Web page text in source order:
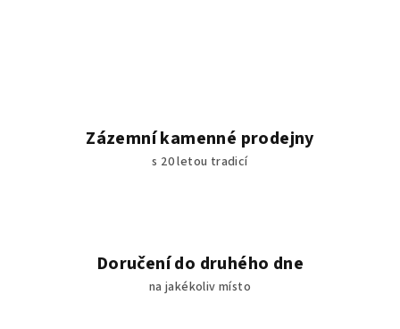
Zázemní kamenné prodejny
s 20 letou tradicí
Doručení do druhého dne
na jakékoliv místo